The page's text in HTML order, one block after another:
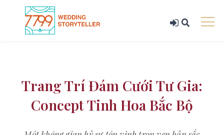
Trang Trí Đám Cưới Tư Gia:
Concept Tinh Hoa Bắc Bộ